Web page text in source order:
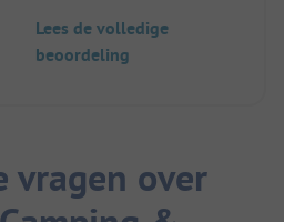
zitten regelmatig onder
en praten heel hard.
Lees de volledige
beoordeling
vragen over